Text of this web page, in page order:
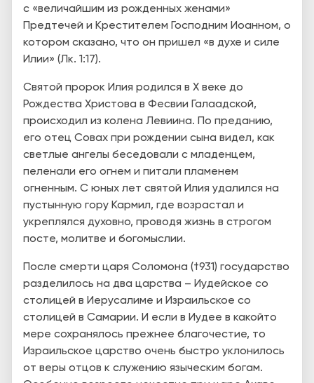
с «величайшим из рожденных женами»
Предтечей и Крестителем Господним Иоанном, о
котором сказано, что он пришел «в духе и силе
Илии» (Лк. 1:17).
Святой пророк Илия родился в X веке до
Рождества Христова в Фесвии Галаадской,
происходил из колена Левиина. По преданию,
его отец Совах при рождении сына видел, как
светлые ангелы беседовали с младенцем,
пеленали его огнем и питали пламенем
огненным. С юных лет святой Илия удалился на
пустынную гору Кармил, где возрастал и
укреплялся духовно, проводя жизнь в строгом
посте, молитве и богомыслии.
После смерти царя Соломона (†931) государство
разделилось на два царства – Иудейское со
столицей в Иерусалиме и Израильское со
столицей в Самарии. И если в Иудее в какой­то
мере сохранялось прежнее благочестие, то
Израильское царство очень быстро уклонилось
от веры отцов к служению языческим богам.